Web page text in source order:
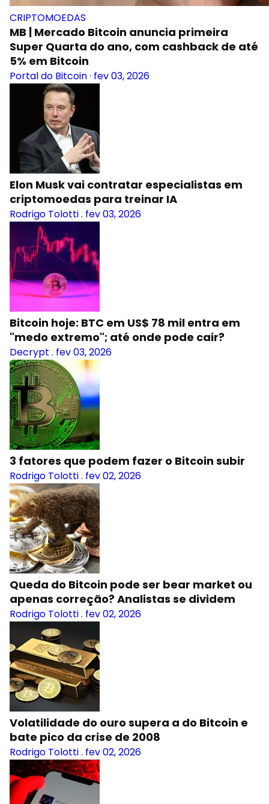
CRIPTOMOEDAS
MB | Mercado Bitcoin anuncia primeira
Super Quarta do ano, com cashback de até
5% em Bitcoin
Portal do Bitcoin· fev 03, 2026
Elon Musk vai contratar especialistas em
criptomoedas para treinar IA
Rodrigo Tolotti. fev 03, 2026
Bitcoin hoje: BTC em US$ 78 mil entra em
"medo extremo"; até onde pode cair?
Decrypt . fev 03, 2026
3 fatores que podem fazer o Bitcoin subir
Rodrigo Tolotti. fev 02, 2026
Queda do Bitcoin pode ser bear market ou
apenas correção? Analistas se dividem
Rodrigo Tolotti. fev 02, 2026
Volatilidade do ouro supera a do Bitcoin e
bate pico da crise de 2008
Rodrigo Tolotti. fev 02, 2026